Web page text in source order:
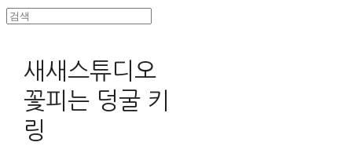
새새스튜디오
꽃피는 덩굴 키
링